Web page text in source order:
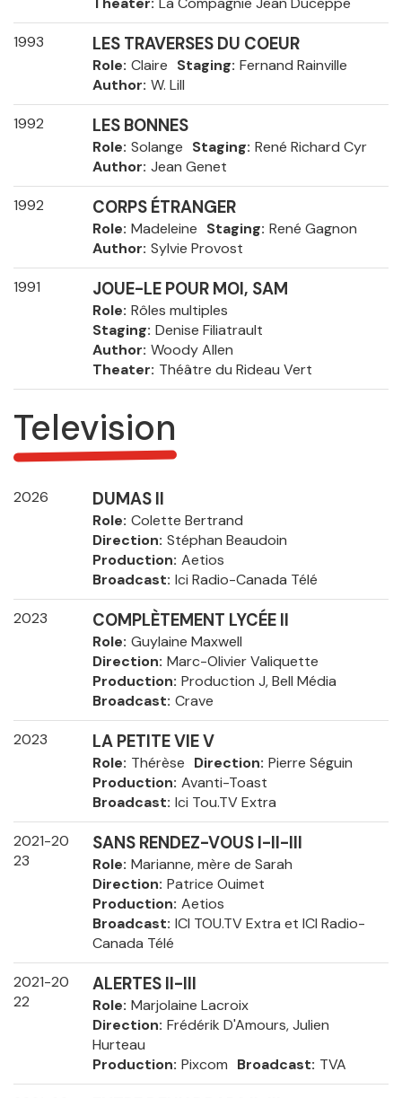
1993 LES TRAVERSES DU COEUR
Role Claire Staging Fernand Rainville
Author W. Lill
1992 LES BONNES
Role Solange Staging René Richard Cyr
Author Jean Genet
1992 CORPS ÉTRANGER
Role Madeleine Staging René Gagnon
Author Sylvie Provost
1991 JOUE-LE POUR MOI, SAM
Role Rôles multiples
Staging Denise Filiatrault
Author Woody Allen
Theater Théâtre du Rideau Vert
Television
2026 DUMAS II
Role Colette Bertrand
Direction Stéphan Beaudoin
Production Aetios
Broadcast Ici Radio-Canada Télé
2023 COMPLÈTEMENT LYCÉE II
Role Guylaine Maxwell
Direction Marc-Olivier Valiquette
Production Production J, Bell Média
Broadcast Crave
2023 LA PETITE VIE V
Role Thérèse Direction Pierre Séguin
Production Avanti-Toast
Broadcast Ici Tou.TV Extra
2021-20
23
SANS RENDEZ-VOUS I-II-III
Role Marianne, mère de Sarah
Direction Patrice Ouimet
Production Aetios
Broadcast ICI TOU.TV Extra et ICI Radio-
Canada Télé
2021-20
22
ALERTES II-III
Role Marjolaine Lacroix
Direction Frédérik D'Amours, Julien
Hurteau
Production Pixcom Broadcast TVA